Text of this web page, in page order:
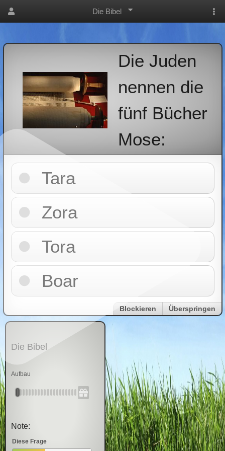
Die Bibel
Die Juden
nennen die
fünf Bücher
Mose:
Tara
Zora
Tora
Boar
Blockieren Überspringen
Die Bibel
Aufbau
Note:
Diese Frage